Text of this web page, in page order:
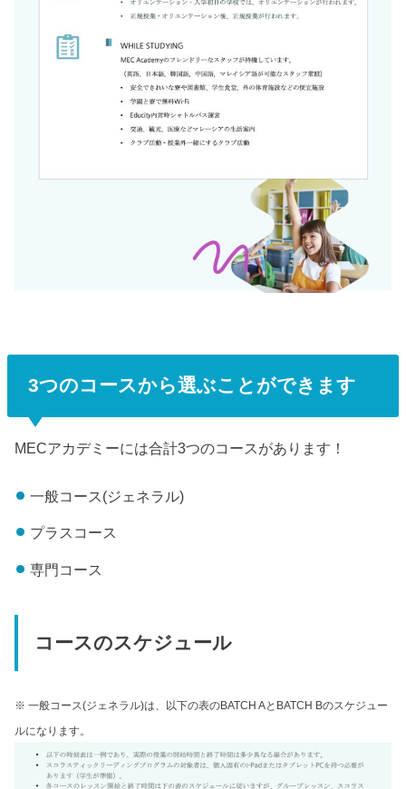
3つのコースから選ぶことができます
MECアカデミーには合計3つのコースがあります！
一般コース(ジェネラル)
プラスコース
専門コース
コースのスケジュール
※ 一般コース(ジェネラル)は、以下の表のBATCH AとBATCH Bのスケジュー
ルになります。